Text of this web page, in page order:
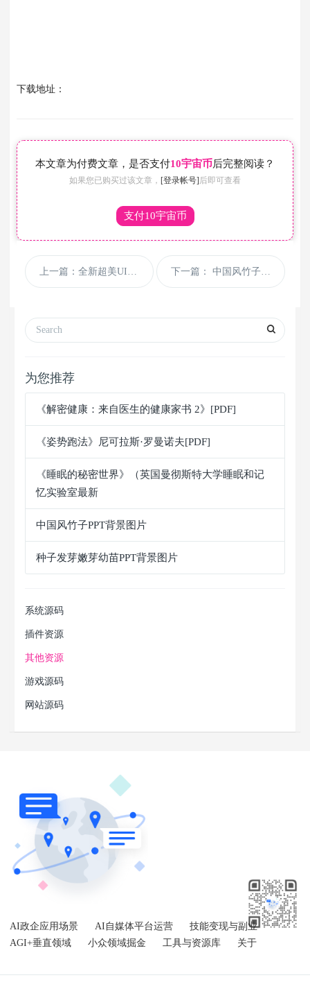
下载地址：
本文章为付费文章，是否支付10宇宙币后完整阅读？
如果您已购买过该文章， [登录帐号] 后即可查看
支付10宇宙币
为您推荐
《解密健康：来自医生的健康家书 2》[PDF]
《姿势跑法》尼可拉斯·罗曼诺夫[PDF]
《睡眠的秘密世界》（英国曼彻斯特大学睡眠和记
忆实验室最新
中国风竹子PPT背景图片
种子发芽嫩芽幼苗PPT背景图片
系统源码
插件资源
其他资源
游戏源码
网站源码
AI政企应用场景 AI自媒体平台运营
技能变现与副业
AGI+垂直领域
小众领域掘金 工具与资源库 关于